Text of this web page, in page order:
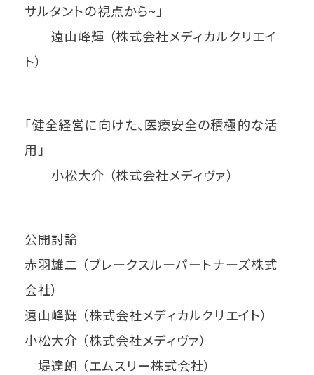
サルタントの視点から~」
遠山峰輝 （株式会社メディカルクリエイ
ト）
「健全経営に向けた、医療安全の積極的な活
用」
小松大介 （株式会社メディヴァ）
公開討論
赤羽雄二 （ブレークスルーパートナーズ株式
会社）
遠山峰輝 （株式会社メディカルクリエイト）
小松大介 （株式会社メディヴァ）
堤達朗 （エムスリー株式会社）